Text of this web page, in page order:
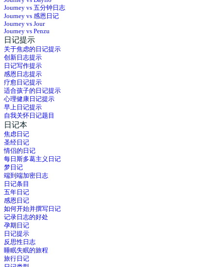
Journey vs 五分钟日志
Journey vs 感恩日记
Journey vs Jour
Journey vs Penzu
日记提示
关于焦虑的日记提示
创新日志提示
日记写作提示
感恩日志提示
疗愈日记提示
适合孩子的日记提示
心理健康日记提示
早上日记提示
自我关怀日记题目
日记本
焦虑日记
圣经日记
情侣的日记
每日斯多葛主义日记
梦日记
端到端加密日志
日记条目
五年日记
感恩日记
如何开始并撰写日记
记录日志的好处
孕期日记
日记提示
反思性日志
睡眠失眠的旅程
旅行日记